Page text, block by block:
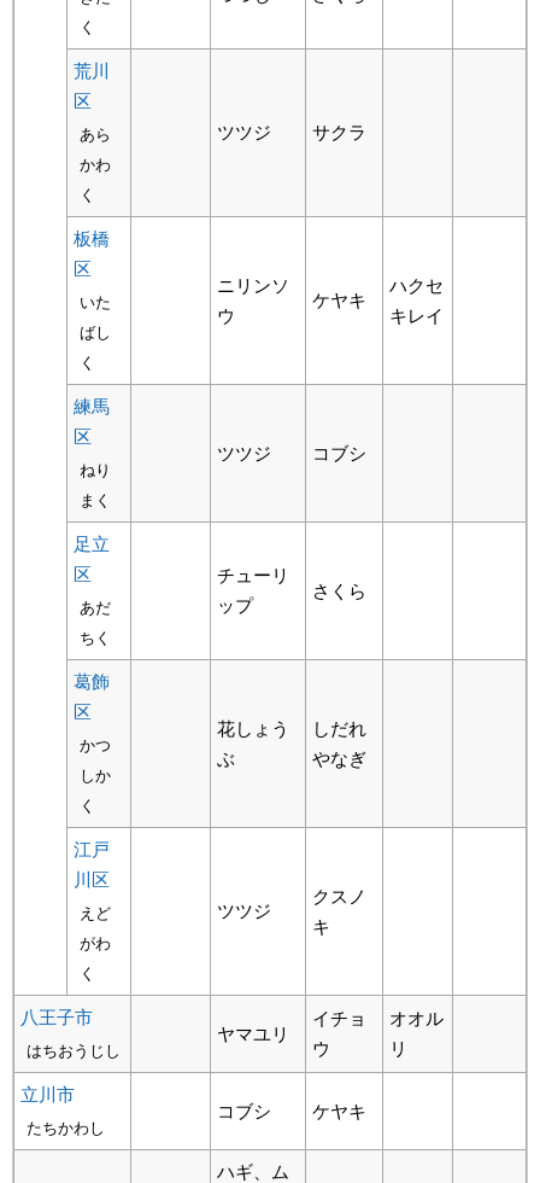
く
荒川
区
あら
かわ
く
ツツジ サクラ
板橋
区
いた
ばし
く
ニリンソ
ウ
ケヤキ
ハクセ
キレイ
練馬
区
ねり
まく
ツツジ コブシ
足立
区
あだ
ちく
チューリ
ップ
さくら
葛飾
区
かつ
しか
く
花しょう
ぶ
しだれ
やなぎ
江戸
川区
えど
がわ
く
ツツジ
クスノ
キ
八王子市
はちおうじし
ヤマユリ
イチョ
ウ
オオル
リ
立川市
たちかわし
コブシ ケヤキ
ハギ、ム